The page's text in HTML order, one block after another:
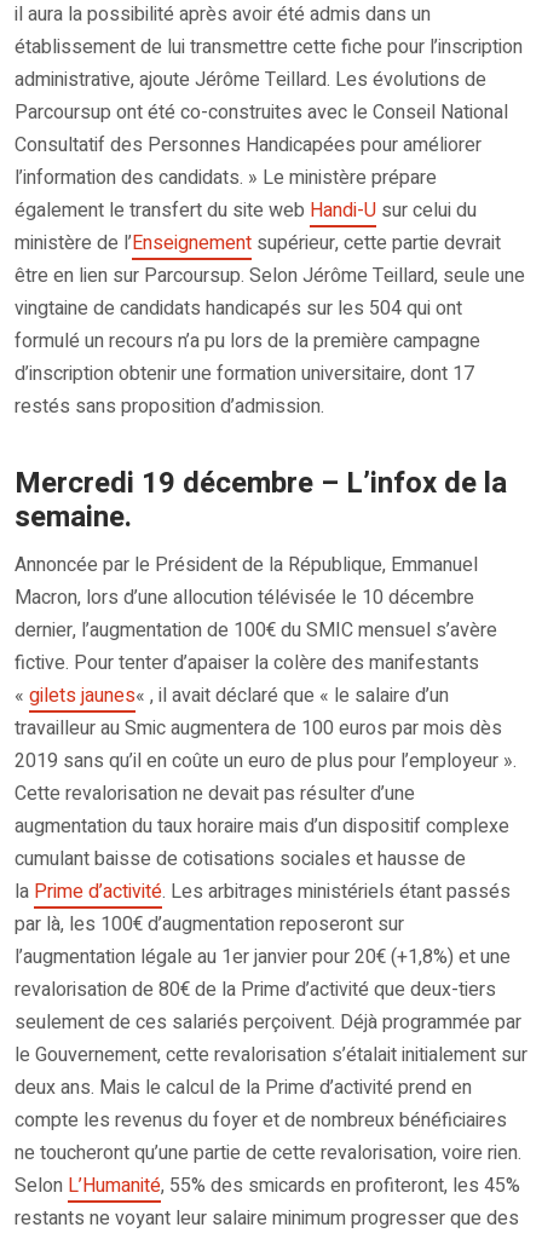
il aura la possibilité après avoir été admis dans un
établissement de lui transmettre cette fiche pour l’inscription
administrative, ajoute Jérôme Teillard. Les évolutions de
Parcoursup ont été co-construites avec le Conseil National
Consultatif des Personnes Handicapées pour améliorer
l’information des candidats. » Le ministère prépare
également le transfert du site web Handi-U sur celui du
ministère de l’Enseignement supérieur, cette partie devrait
être en lien sur Parcoursup. Selon Jérôme Teillard, seule une
vingtaine de candidats handicapés sur les 504 qui ont
formulé un recours n’a pu lors de la première campagne
d’inscription obtenir une formation universitaire, dont 17
restés sans proposition d’admission.
Mercredi 19 décembre – L’infox de la
semaine.
Annoncée par le Président de la République, Emmanuel
Macron, lors d’une allocution télévisée le 10 décembre
dernier, l’augmentation de 100€ du SMIC mensuel s’avère
fictive. Pour tenter d’apaiser la colère des manifestants
« gilets jaunes« , il avait déclaré que « le salaire d’un
travailleur au Smic augmentera de 100 euros par mois dès
2019 sans qu’il en coûte un euro de plus pour l’employeur ».
Cette revalorisation ne devait pas résulter d’une
augmentation du taux horaire mais d’un dispositif complexe
cumulant baisse de cotisations sociales et hausse de
la Prime d’activité. Les arbitrages ministériels étant passés
par là, les 100€ d’augmentation reposeront sur
l’augmentation légale au 1er janvier pour 20€ (+1,8%) et une
revalorisation de 80€ de la Prime d’activité que deux-tiers
seulement de ces salariés perçoivent. Déjà programmée par
le Gouvernement, cette revalorisation s’étalait initialement sur
deux ans. Mais le calcul de la Prime d’activité prend en
compte les revenus du foyer et de nombreux bénéficiaires
ne toucheront qu’une partie de cette revalorisation, voire rien.
Selon L’Humanité, 55% des smicards en profiteront, les 45%
restants ne voyant leur salaire minimum progresser que des